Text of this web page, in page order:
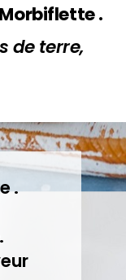
.
de terre,
.